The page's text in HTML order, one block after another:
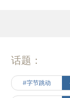
话题：
#字节跳动